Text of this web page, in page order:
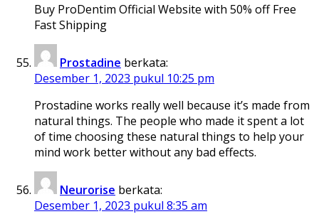
Buy ProDentim Official Website with 50% off Free
Fast Shipping
Prostadine berkata:
Desember 1, 2023 pukul 10:25 pm
Prostadine works really well because it’s made from
natural things. The people who made it spent a lot
of time choosing these natural things to help your
mind work better without any bad effects.
Neurorise berkata:
Desember 1, 2023 pukul 8:35 am